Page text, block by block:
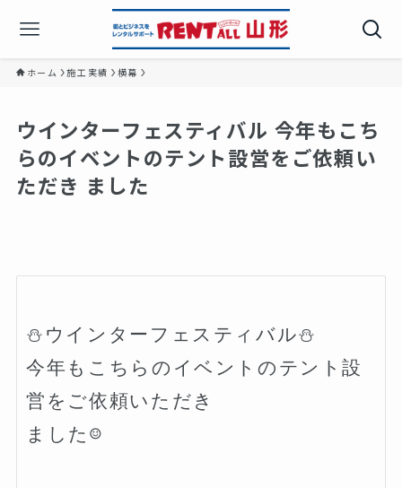
ホーム 施工実績 横幕
ウインターフェスティバル 今年もこち
らのイベントのテント設営をご依頼い
ただき ました️
⛄ウインターフェスティバル⛄
今年もこちらのイベントのテント設
営をご依頼いただき
ました☺️